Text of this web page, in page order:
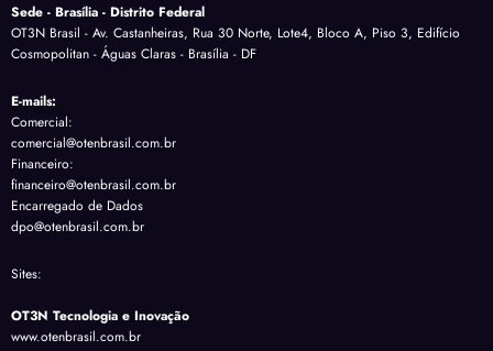
Sede - Brasília - Distrito Federal
OT3N Brasil - Av. Castanheiras, Rua 30 Norte, Lote4, Bloco A, Piso 3, Edifício
Cosmopolitan - Águas Claras - Brasília - DF
E-mails:
Comercial:
comercial@otenbrasil.com.br
Financeiro:
financeiro@otenbrasil.com.br
Encarregado de Dados
dpo@otenbrasil.com.br
Sites:
OT3N Tecnologia e Inovação
www.otenbrasil.com.br